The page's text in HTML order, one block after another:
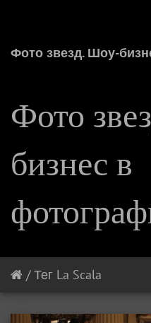
Фото звезд. Шоу-
Фото
бизнес в
/Тег La Scala